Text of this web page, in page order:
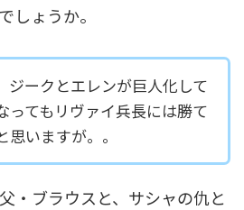
しょうか。
ジークとエレンが巨人化して
ってもリヴァイ兵長には勝て
思いますが。。
・ブラウスと、サシャの仇と